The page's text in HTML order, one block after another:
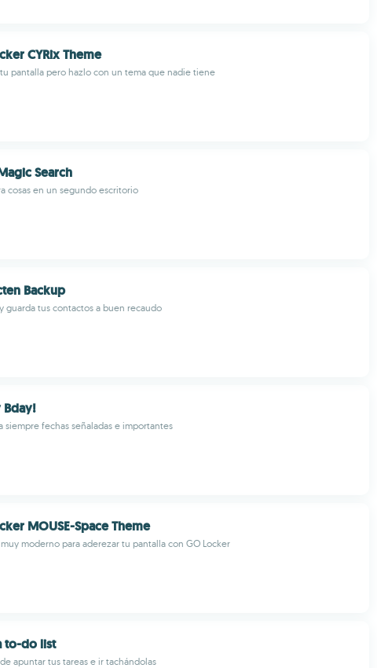
CYRix Theme
pantalla pero hazlo con un tema que nadie tiene
Search
cosas en un segundo escritorio
Backup
guarda tus contactos a buen recaudo
Bday!
siempre fechas señaladas e importantes
MOUSE-Space Theme
moderno para aderezar tu pantalla con GO Locker
to-do list
apuntar tus tareas e ir tachándolas